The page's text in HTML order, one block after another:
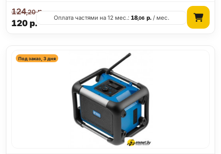
120р.
124,20р.
Оплата частями на 12 мес.:18,06 р./ мес.
Под заказ, 3 дня